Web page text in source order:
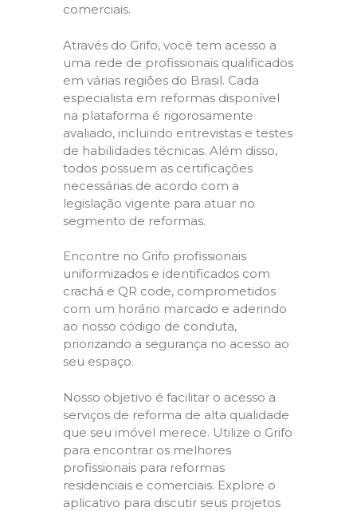
comerciais.
Através do Grifo, você tem acesso a
uma rede de profissionais qualificados
em várias regiões do Brasil. Cada
especialista em reformas disponível
na plataforma é rigorosamente
avaliado, incluindo entrevistas e testes
de habilidades técnicas. Além disso,
todos possuem as certificações
necessárias de acordo com a
legislação vigente para atuar no
segmento de reformas.
Encontre no Grifo profissionais
uniformizados e identificados com
crachá e QR code, comprometidos
com um horário marcado e aderindo
ao nosso código de conduta,
priorizando a segurança no acesso ao
seu espaço.
Nosso objetivo é facilitar o acesso a
serviços de reforma de alta qualidade
que seu imóvel merece. Utilize o Grifo
para encontrar os melhores
profissionais para reformas
residenciais e comerciais. Explore o
aplicativo para discutir seus projetos